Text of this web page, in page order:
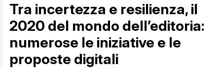
Tra incertezza e resilienza, il
2020 del mondo dell’editoria:
numerose le iniziative e le
proposte digitali